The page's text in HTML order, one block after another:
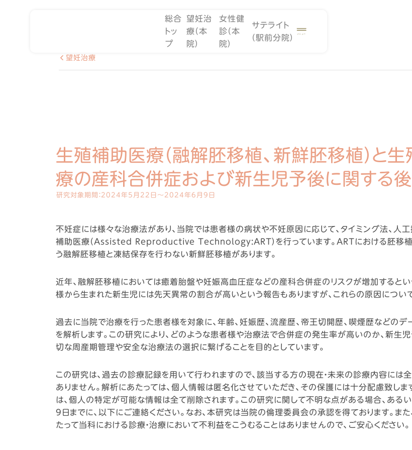
総合
トッ
プ
望妊治
療（本
院）
女性健
診（本
院）
サテライト
（駅前分院）
望妊治療
生殖補助医療（融解胚移植、新鮮胚移植）と
療の産科合併症および新生児予後に関する
研究対象期間：2024年5月22日～2024年6月9日
不妊症には様々な治療法があり、当院では患者様の病状や不妊原因に応じて、タイミング法、人
補助医療（Assisted Reproductive Technology:ART）を行っています。ARTにおける胚移植
う融解胚移植と凍結保存を行わない新鮮胚移植があります。
近年、融解胚移植においては癒着胎盤や妊娠高血圧症などの産科合併症のリスクが増加すると
様から生まれた新生児には先天異常の割合が高いという報告もありますが、これらの原因につい
過去に当院で治療を行った患者様を対象に、年齢、妊娠歴、流産歴、帝王切開歴、喫煙歴などの
を解析します。この研究により、どのような患者様や治療法で合併症の発生率が高いのか、新生
切な周産期管理や安全な治療法の選択に繋げることを目的としています。
この研究は、過去の診療記録を用いて行われますので、該当する方の現在・未来の診療内容には
ありません。解析にあたっては、個人情報は匿名化させていただき、その保護には十分配慮致し
は、個人の特定が可能な情報は全て削除されます。この研究に関して不明な点がある場合、あ
9日までに、以下にご連絡ください。なお、本研究は当院の倫理委員会の承認を得ております。ま
たって当科における診療・治療において不利益をこうむることはありませんので、ご安心ください。